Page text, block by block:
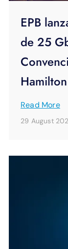
EPB
de 25
Hamilton
Read More
29 August